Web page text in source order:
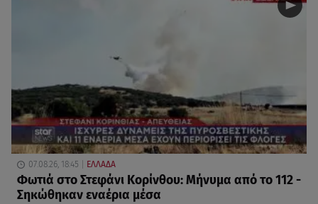
07.08.26, 18:45 ΕΛΛΑΔΑ
Φωτιά στο Στεφάνι Κορίνθου: Μήνυμα από το 112 -
Σηκώθηκαν εναέρια μέσα